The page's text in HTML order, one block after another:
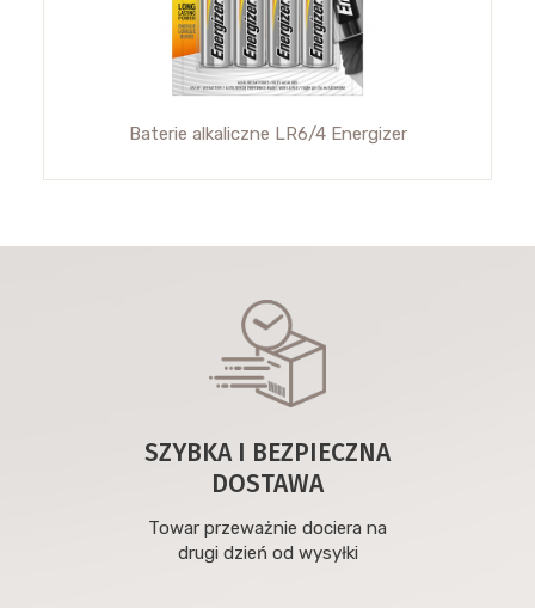
Baterie alkaliczne LR6/4 Energizer
SZYBKA I BEZPIECZNA
DOSTAWA
Towar przeważnie dociera na
drugi dzień od wysyłki